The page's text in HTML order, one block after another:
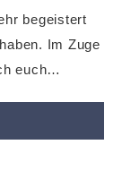
begeistert
Im Zuge
euch…